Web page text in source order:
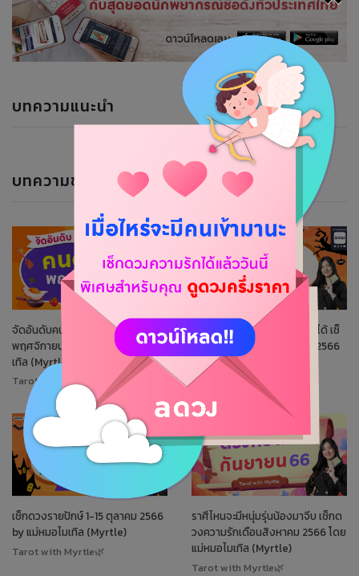
บทความแนะนำ
บทความของนักพยากรณ์
จัดอันดับคนดวงดีประจำเดือน
พฤศจิกายน 2566 by แม่หมอไมร์
เทิล (Myrtle)
Tarot with Myrtle🌿
ช่วงนี้ราศีไหนสวยสะบัดเลือกได้ เช็
กดวงรายปักษ์ 16-31 ตุลาคม 2566
Tarot with Myrtle🌿
เช็กดวงรายปักษ์ 1-15 ตุลาคม 2566
by แม่หมอไมเทิล (Myrtle)
Tarot with Myrtle🌿
ราศีไหนจะมีหนุ่มรุ่นน้องมาจีบ เช็กด
วงความรักเดือนสิงหาคม 2566 โดย
แม่หมอไมเทิล (Myrtle)
Tarot with Myrtle🌿